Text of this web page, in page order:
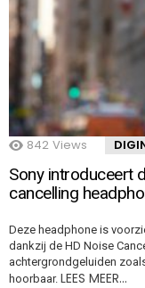
842 Views
​Sony introduceert
cancelling
Deze headphone is
dankzij de HD Noise
achtergrondgeluiden
hoorbaar. LEES MEER…